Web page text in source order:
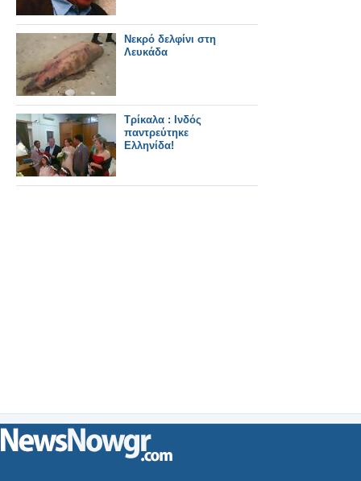
Νεκρό δελφίνι στη
Λευκάδα
Τρίκαλα : Ινδός
παντρεύτηκε
Ελληνίδα!